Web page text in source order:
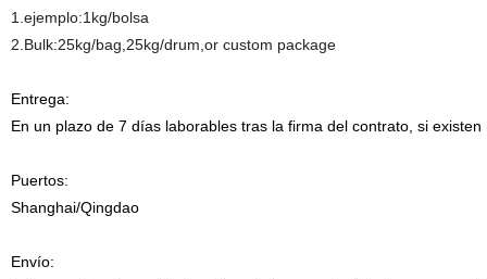
1.ejemplo:1kg/bolsa
2.Bulk:25kg/bag,25kg/drum,or custom package
Entrega:
En un plazo de 7 días laborables tras la firma del contrato, si
Puertos:
Shanghai/Qingdao
Envío: